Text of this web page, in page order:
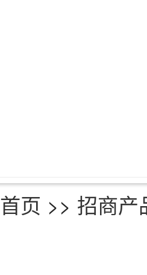
首页 >> 招商产